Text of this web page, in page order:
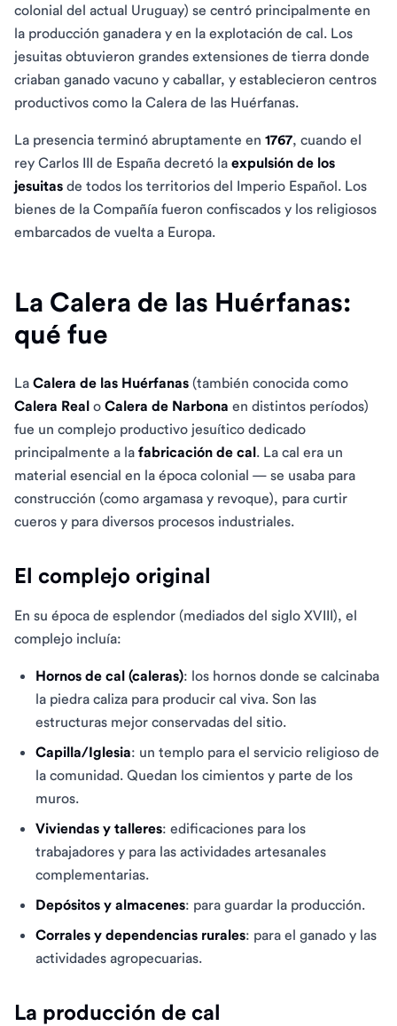
colonial del actual Uruguay) se centró principalmente en
la producción ganadera y en la explotación de cal. Los
jesuitas obtuvieron grandes extensiones de tierra donde
criaban ganado vacuno y caballar, y establecieron centros
productivos como la Calera de las Huérfanas.
La presencia terminó abruptamente en 1767, cuando el
rey Carlos III de España decretó la expulsión de los
jesuitas de todos los territorios del Imperio Español. Los
bienes de la Compañía fueron confiscados y los religiosos
embarcados de vuelta a Europa.
La Calera de las Huérfanas:
qué fue
La Calera de las Huérfanas (también conocida como
Calera Real o Calera de Narbona en distintos períodos)
fue un complejo productivo jesuítico dedicado
principalmente a la fabricación de cal. La cal era un
material esencial en la época colonial — se usaba para
construcción (como argamasa y revoque), para curtir
cueros y para diversos procesos industriales.
El complejo original
En su época de esplendor (mediados del siglo XVIII), el
complejo incluía:
Hornos de cal (caleras): los hornos donde se calcinaba
la piedra caliza para producir cal viva. Son las
estructuras mejor conservadas del sitio.
Capilla/Iglesia: un templo para el servicio religioso de
la comunidad. Quedan los cimientos y parte de los
muros.
Viviendas y talleres: edificaciones para los
trabajadores y para las actividades artesanales
complementarias.
Depósitos y almacenes: para guardar la producción.
Corrales y dependencias rurales: para el ganado y las
actividades agropecuarias.
La producción de cal